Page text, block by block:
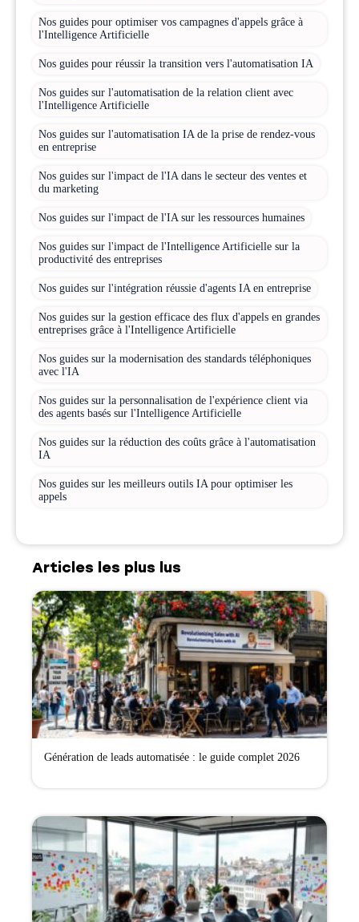
Nos guides pour optimiser vos campagnes d'appels grâce à
l'Intelligence Artificielle
Nos guides pour réussir la transition vers l'automatisation IA
Nos guides sur l'automatisation de la relation client avec
l'Intelligence Artificielle
Nos guides sur l'automatisation IA de la prise de rendez-vous
en entreprise
Nos guides sur l'impact de l'IA dans le secteur des ventes et
du marketing
Nos guides sur l'impact de l'IA sur les ressources humaines
Nos guides sur l'impact de l'Intelligence Artificielle sur la
productivité des entreprises
Nos guides sur l'intégration réussie d'agents IA en entreprise
Nos guides sur la gestion efficace des flux d'appels en grandes
entreprises grâce à l'Intelligence Artificielle
Nos guides sur la modernisation des standards téléphoniques
avec l'IA
Nos guides sur la personnalisation de l'expérience client via
des agents basés sur l'Intelligence Artificielle
Nos guides sur la réduction des coûts grâce à l'automatisation
IA
Nos guides sur les meilleurs outils IA pour optimiser les
appels
Articles les plus lus
Génération de leads automatisée : le guide complet 2026